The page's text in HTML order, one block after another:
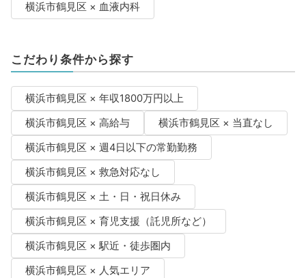
横浜市鶴見区 × 血液内科
こだわり条件から探す
横浜市鶴見区 × 年収1800万円以上
横浜市鶴見区 × 高給与
横浜市鶴見区 × 当直なし
横浜市鶴見区 × 週4日以下の常勤勤務
横浜市鶴見区 × 救急対応なし
横浜市鶴見区 × 土・日・祝日休み
横浜市鶴見区 × 育児支援（託児所など）
横浜市鶴見区 × 駅近・徒歩圏内
横浜市鶴見区 × 人気エリア